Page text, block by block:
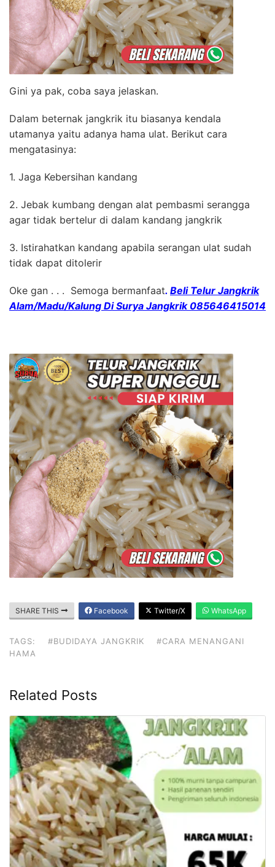
Gini ya pak, coba saya jelaskan.
Dalam beternak jangkrik itu biasanya kendala
utamanya yaitu adanya hama ulat. Berikut cara
mengatasinya:
1. Jaga Kebersihan kandang
2. Jebak kumbang dengan alat pembasmi serangga
agar tidak bertelur di dalam kandang jangkrik
3. Istirahatkan kandang apabila serangan ulat sudah
tidak dapat ditolerir
Oke gan . . . Semoga bermanfaat. Beli Telur Jangkrik
Alam/Madu/Kalung Di Surya Jangkrik 085646415014
SHARE THIS Facebook Twitter/X WhatsApp
TAGS: #BUDIDAYA JANGKRIK
#CARA MENANGANI
HAMA
Related Posts